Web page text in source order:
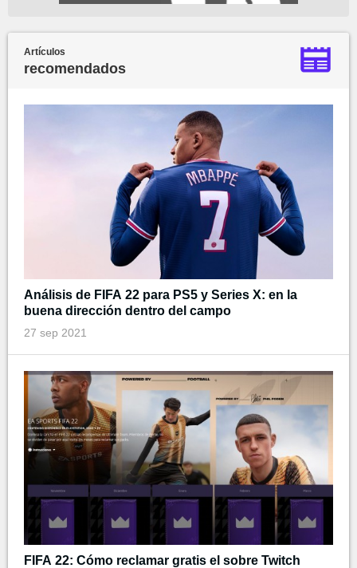
Artículos
recomendados
Análisis de FIFA 22 para PS5 y Series X: en la
buena dirección dentro del campo
27 sep 2021
FIFA 22: Cómo reclamar gratis el sobre Twitch